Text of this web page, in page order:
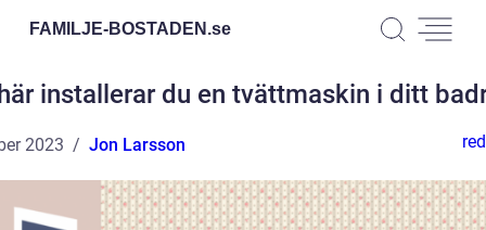
FAMILJE-BOSTADEN.se
installerar du en tvättmaskin i ditt
2023 Jon Larsson